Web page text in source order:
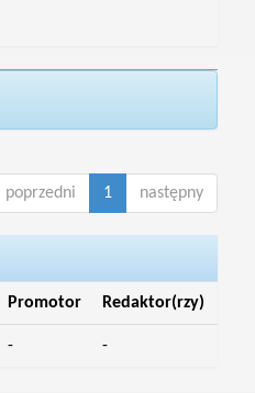
poprzedni 1 następny
Promotor Redaktor(rzy)
- -